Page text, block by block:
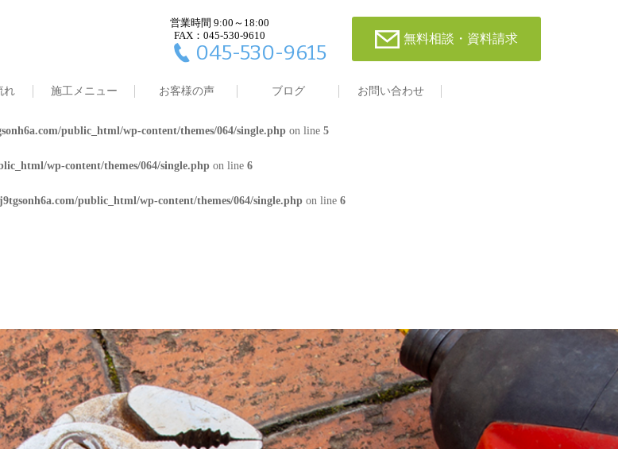
営業時間 9:00～18:00
FAX：045-530-9610
045-530-9615
無料相談・資料請求
れ 施工メニュー お客様の声 ブログ お問い合わせ
wp-content/themes/064/single.phpon line4
public_html/wp-content/themes/064/single.phpon line 4
wp-content/themes/064/single.phpon line
public_html/wp-content/themes/064/single.php on line 5
wp-content/themes/064/single.php on line 6
public_html/wp-content/themes/064/single.php on line 6